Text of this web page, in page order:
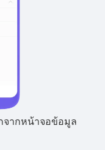
จากหน้าจอข้อมูล